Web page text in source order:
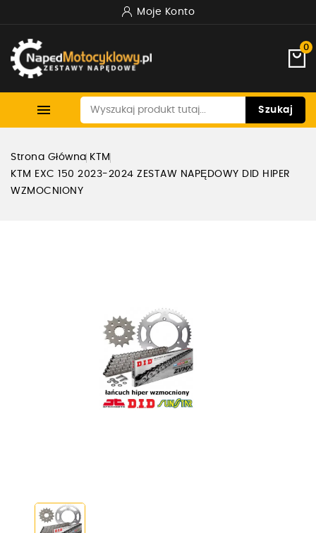
Moje Konto
0
 Szukaj
Strona Główna KTM
KTM EXC 150 2023-2024 ZESTAW NAPĘDOWY DID HIPER
WZMOCNIONY